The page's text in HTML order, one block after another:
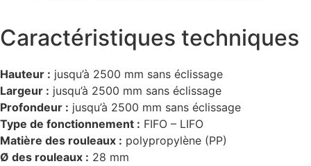
Caractéristiques techniques
Hauteur : jusqu’à 2500 mm sans éclissage
Largeur : jusqu’à 2500 mm sans éclissage
Profondeur : jusqu’à 2500 mm sans éclissage
Type de fonctionnement : FIFO – LIFO
Matière des rouleaux : polypropylène (PP)
Ø des rouleaux : 28 mm